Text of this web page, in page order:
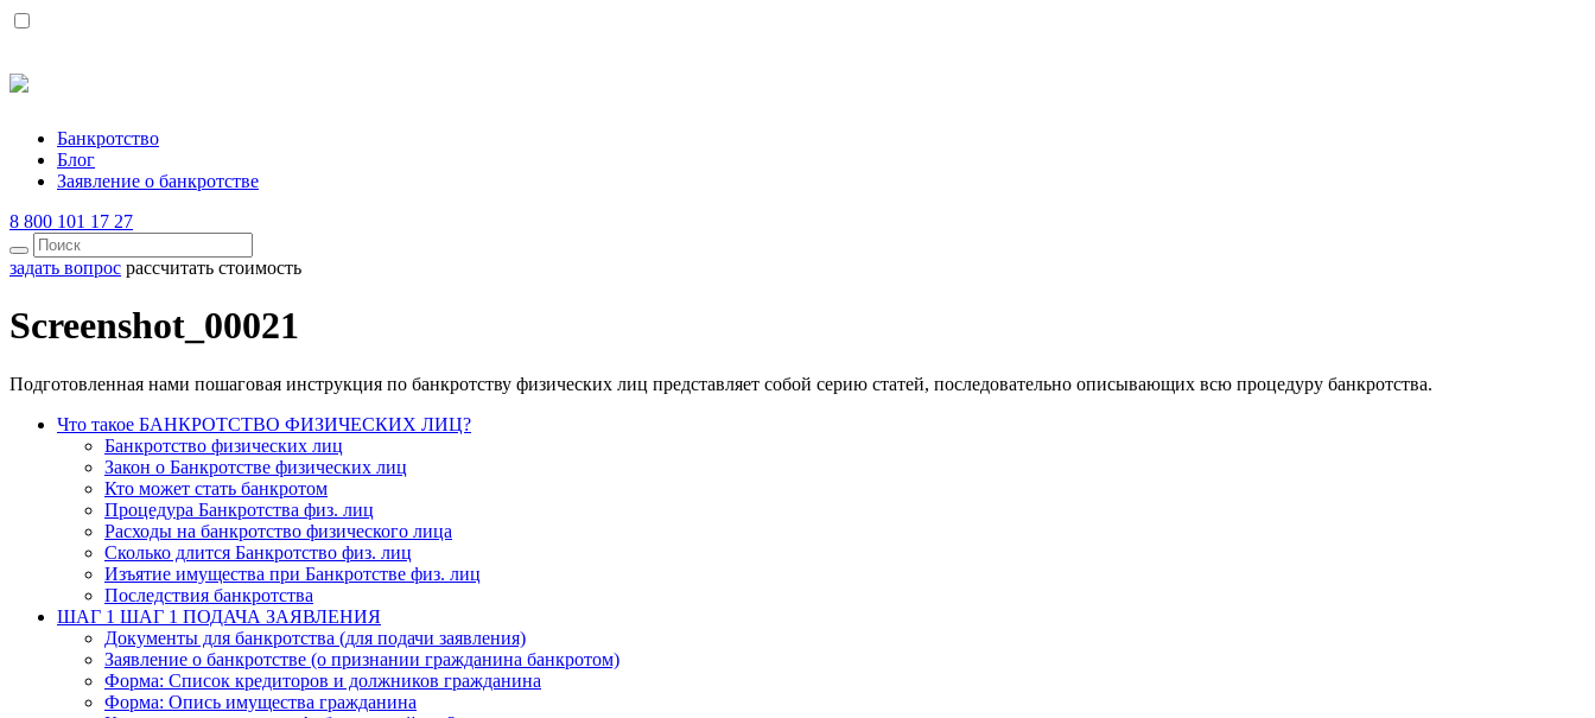
Банкротство
Блог
Заявление о банкротстве
8 800 101 17 27
задать вопрос рассчитать стоимость
Screenshot_00021
Подготовленная нами пошаговая инструкция по банкротству физических лиц представляет собой серию статей, последовательно описывающих всю процедуру банкротства.
Что такое БАНКРОТСТВО ФИЗИЧЕСКИХ ЛИЦ?
Банкротство физических лиц
Закон о Банкротстве физических лиц
Кто может стать банкротом
Процедура Банкротства физ. лиц
Расходы на банкротство физического лица
Сколько длится Банкротство физ. лиц
Изъятие имущества при Банкротстве физ. лиц
Последствия банкротства
ШАГ 1 ШАГ 1 ПОДАЧА ЗАЯВЛЕНИЯ
Документы для банкротства (для подачи заявления)
Заявление о банкротстве (о признании гражданина банкротом)
Форма: Список кредиторов и должников гражданина
Форма: Опись имущества гражданина